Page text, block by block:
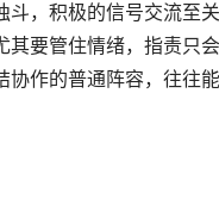
斗，积极的信号交流至
其要管住情绪，指责只
协作的普通阵容，往往